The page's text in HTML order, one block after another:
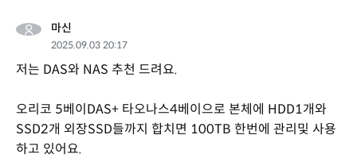
마신
2025.09.03 20:17
저는 DAS와 NAS 추천 드려요.
오리코 5베이DAS+ 타오나스4베이으로 본체에 HDD1개와
SSD2개 외장SSD들까지 합치면 100TB 한번에 관리및 사용
하고 있어요.